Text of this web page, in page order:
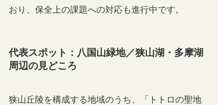
おり、保全上の課題への対応も進行中です。
代表スポット：八国山緑地／狭山湖・多摩湖
周辺の見どころ
狭山丘陵を構成する地域のうち、「トトロの聖地